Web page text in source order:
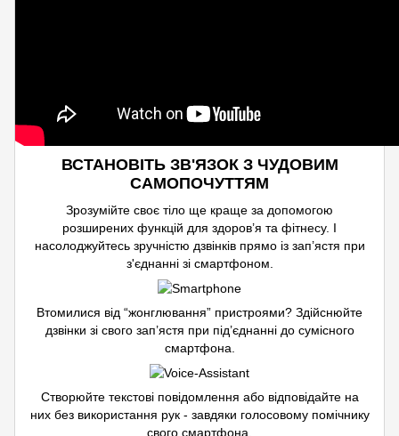
ВСТАНОВІТЬ ЗВ'ЯЗОК З ЧУДОВИМ
САМОПОЧУТТЯМ
Зрозумійте своє тіло ще краще за допомогою
розширених функцій для здоров’я та фітнесу. І
насолоджуйтесь зручністю дзвінків прямо із зап’ястя при
з'єднанні зі смартфоном.
Втомилися від “жонглювання” пристроями? Здійснюйте
дзвінки зі свого зап’ястя при під’єднанні до сумісного
смартфона.
Створюйте текстові повідомлення або відповідайте на
них без використання рук - завдяки голосовому помічнику
свого смартфона.